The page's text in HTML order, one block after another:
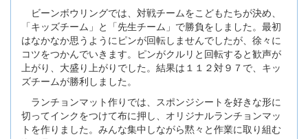
ビーンボウリングでは、対戦チームをこどもたちが決め、
「キッズチーム」と「先生チーム」で勝負をしました。最初
はなかなか思うようにピンが回転しませんでしたが、徐々に
コツをつかんでいきます。ピンがクルリと回転すると歓声が
上がり、大盛り上がりでした。結果は１１２対９７で、キッ
ズチームが勝利しました。
ランチョンマット作りでは、スポンジシートを好きな形に
切ってインクをつけて布に押し、オリジナルランチョンマッ
トを作りました。みんな集中しながら黙々と作業に取り組む